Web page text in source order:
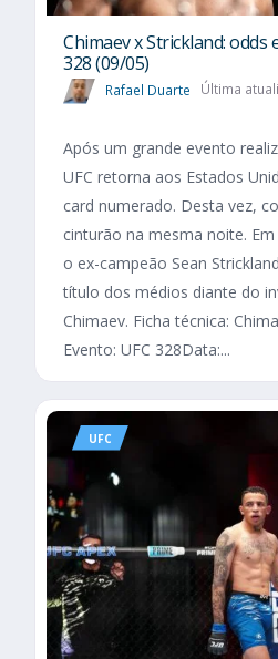
Chimaev x Strickland: odds
328 (09/05)
Rafael Duarte Última
Após um grande evento
UFC retorna aos Estados
card numerado. Desta vez,
cinturão na mesma noite.
o ex-campeão Sean
título dos médios diante do
Chimaev. Ficha técnica:
Evento: UFC 328Data:...
UFC